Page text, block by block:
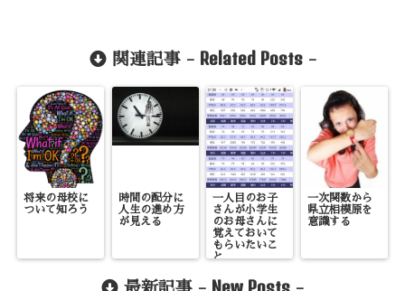
関連記事 - Related Posts-
将来の母校に
ついて知ろう
時間の配分に
人生の進め方
が見える
一人目のお子
さんが小学生
のお母さんに
覚えておいて
もらいたいこ
と
一次関数から
県立相模原を
意識する